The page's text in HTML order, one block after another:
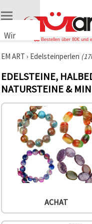
Wir
Cookies
verwenden
Cookies
und
ähnliche
Technologien,
um das
ordnungsgemäße
Funktionieren
der Website
sicherzustellen,
Nutzungserlebnis
verbessern
den
Bestellen über 80€ und
EM ART › Edelsteinperlen
EDELSTEINE,
NATURSTEINE &
ACHAT